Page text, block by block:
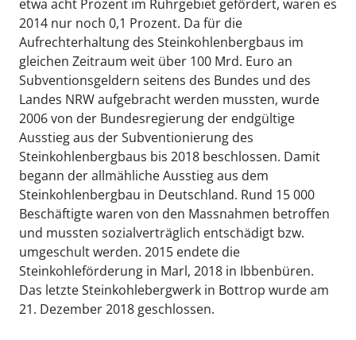
etwa acht Prozent im Ruhrgebiet gefördert, waren es
2014 nur noch 0,1 Prozent. Da für die
Aufrechterhaltung des Steinkohlenbergbaus im
gleichen Zeitraum weit über 100 Mrd. Euro an
Subventionsgeldern seitens des Bundes und des
Landes NRW aufgebracht werden mussten, wurde
2006 von der Bundesregierung der endgültige
Ausstieg aus der Subventionierung des
Steinkohlenbergbaus bis 2018 beschlossen. Damit
begann der allmähliche Ausstieg aus dem
Steinkohlenbergbau in Deutschland. Rund 15 000
Beschäftigte waren von den Massnahmen betroffen
und mussten sozialverträglich entschädigt bzw.
umgeschult werden. 2015 endete die
Steinkohleförderung in Marl, 2018 in Ibbenbüren.
Das letzte Steinkohlebergwerk in Bottrop wurde am
21. Dezember 2018 geschlossen.